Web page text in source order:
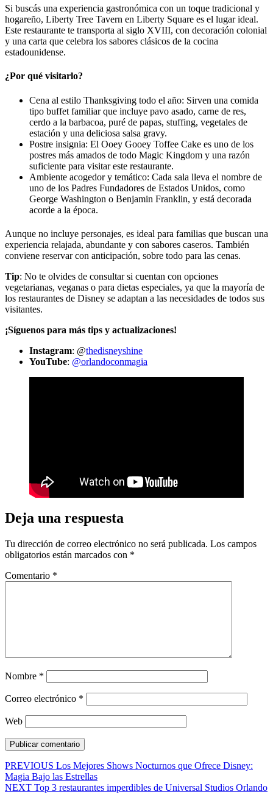
Si buscás una experiencia gastronómica con un toque tradicional y
hogareño, Liberty Tree Tavern en Liberty Square es el lugar ideal.
Este restaurante te transporta al siglo XVIII, con decoración colonial
y una carta que celebra los sabores clásicos de la cocina
estadounidense.
¿Por qué visitarlo?
Cena al estilo Thanksgiving todo el año: Sirven una comida
tipo buffet familiar que incluye pavo asado, carne de res,
cerdo a la barbacoa, puré de papas, stuffing, vegetales de
estación y una deliciosa salsa gravy.
Postre insignia: El Ooey Gooey Toffee Cake es uno de los
postres más amados de todo Magic Kingdom y una razón
suficiente para visitar este restaurante.
Ambiente acogedor y temático: Cada sala lleva el nombre de
uno de los Padres Fundadores de Estados Unidos, como
George Washington o Benjamin Franklin, y está decorada
acorde a la época.
Aunque no incluye personajes, es ideal para familias que buscan una
experiencia relajada, abundante y con sabores caseros. También
conviene reservar con anticipación, sobre todo para las cenas.
Tip: No te olvides de consultar si cuentan con opciones
vegetarianas, veganas o para dietas especiales, ya que la mayoría de
los restaurantes de Disney se adaptan a las necesidades de todos sus
visitantes.
¡Síguenos para más tips y actualizaciones!
Instagram: @thedisneyshine
YouTube: @orlandoconmagia
Deja una respuesta
Tu dirección de correo electrónico no será publicada. Los campos
obligatorios están marcados con *
Comentario *
Nombre *
Correo electrónico *
Web
Navegación
de
PREVIOUS Entrada
anterior:
Los Mejores Shows Nocturnos que Ofrece Disney:
Magia Bajo las Estrellas
NEXT Siguiente
Top 3 restaurantes imperdibles de Universal Studios Orlando